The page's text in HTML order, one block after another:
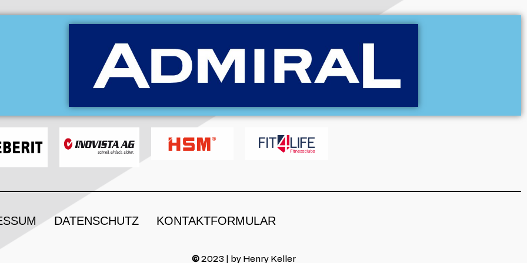
DATENSCHUTZ KONTAKTFORMULAR
©2023 | by Henry Keller